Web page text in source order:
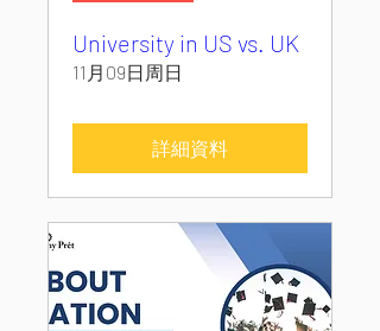
University in US vs. UK
11月09日周日
詳細資料